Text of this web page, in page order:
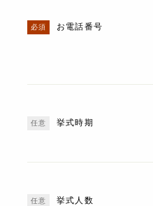
お電話番号
挙式時期
挙式人数